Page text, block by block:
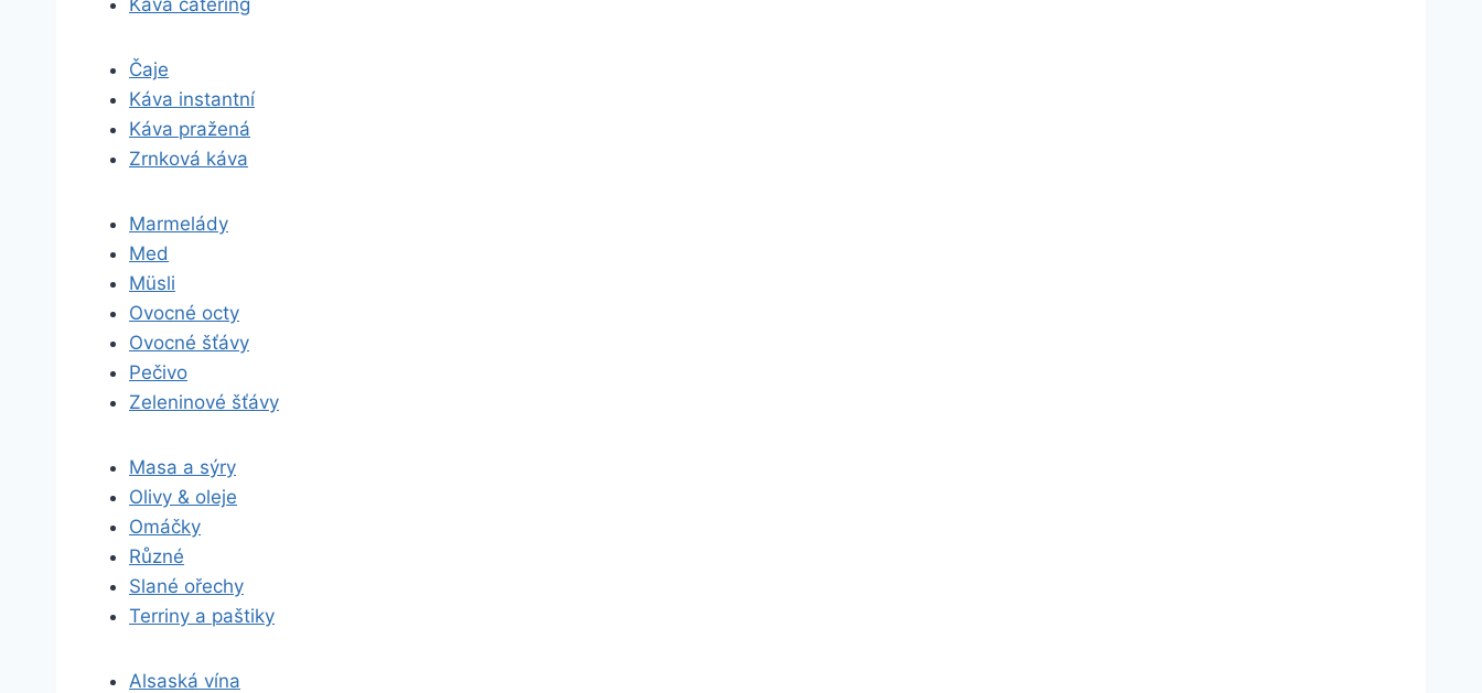
Káva catering
Čaje
Káva instantní
Káva pražená
Zrnková káva
Marmelády
Med
Müsli
Ovocné octy
Ovocné šťávy
Pečivo
Zeleninové šťávy
Masa a sýry
Olivy & oleje
Omáčky
Různé
Slané ořechy
Terriny a paštiky
Alsaská vína